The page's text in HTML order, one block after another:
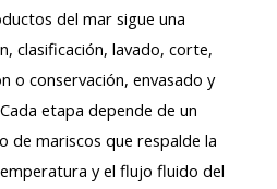
del mar sigue una
clasificación, lavado, corte,
o conservación, envasado y
etapa depende de un
de mariscos que respalde la
y el flujo fluido del